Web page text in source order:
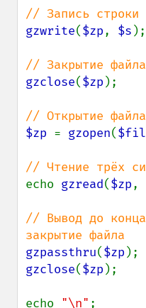
gzwrite($zp, $s );
gzclose($zp );
$zp = gzopen(
echo gzread($zp,
// Вывод до
gzpassthru($zp
gzclose($zp );
echo "\n" ;